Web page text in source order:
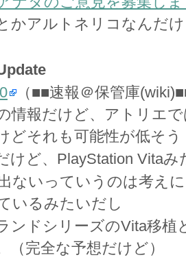
かアルトネリコなんだ
（■■速報＠保管庫
情報だけど、アトリエ
どそれも可能性が低そう
けど、PlayStation Vitaみ
ないっていうのは考え
いるみたいだし
ンドシリーズのVita移
（完全な予想だけど）